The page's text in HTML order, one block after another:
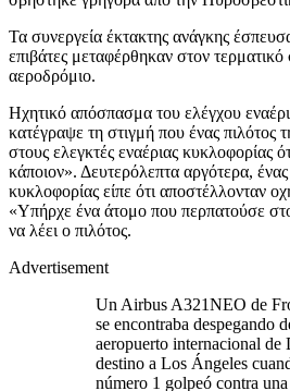
Τα συνεργεία έκτακτης ανάγκης
επιβάτες μεταφέρθηκαν στον
αεροδρόμιο.
Ηχητικό απόσπασμα του ελέγχου
κατέγραψε τη στιγμή που ένας πιλότος
στους ελεγκτές εναέριας κυκλοφορίας
κάποιον». Δευτερόλεπτα αργότερα, ένας
κυκλοφορίας είπε ότι αποστέλλονταν
«Υπήρχε ένα άτομο που περπατούσε
να λέει ο πιλότος.
Advertisement
Un Airbus A321NEO de
se encontraba despegando
aeropuerto internacional de
destino a Los Ángeles
número 1 golpeó contra